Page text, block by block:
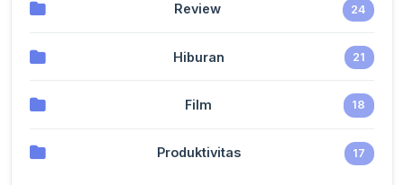
Review 24
Hiburan 21
Film 18
Produktivitas 17